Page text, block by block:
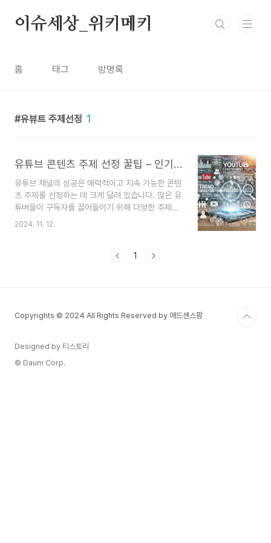
이슈세상_위키메키
홈 태그 방명록
유뷰트 주제선정 1
유튜브 콘텐츠 주제 선정 꿀팁 – 인기 있는 콘텐츠 주제 찾는 방법
유튜브 채널의 성공은 매력적이고 지속 가능한 콘텐
츠 주제를 선정하는 데 크게 달려 있습니다. 많은 유
튜버들이 구독자를 끌어들이기 위해 다양한 주제를
시도하지만, 인기 있는 콘텐츠 주제를 찾는 것이 가
저하될 수 있습니다.이 글에서는 유튜브 콘텐츠 주
원칙콘텐츠 주제를 선정할 때 가장 중요한 것은 자
찾는 것입니다. 개인적으로 흥미를 느끼지 못하는
주제를 다루면 지속적으로..
2024. 11. 12.
1
Copyrights © 2024 All Rights Reserved by 애드센스팜
Designed by 티스토리
© Daum Corp.